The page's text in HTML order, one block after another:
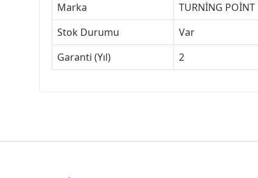
Marka
TURNİNG POİNT
Stok Durumu
Var
Garanti (Yıl)
2